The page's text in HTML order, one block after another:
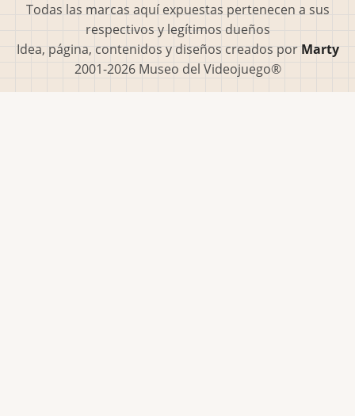
Todas las marcas aquí expuestas pertenecen a sus
respectivos y legítimos dueños
Idea, página, contenidos y diseños creados por Marty
2001-2026 Museo del Videojuego®